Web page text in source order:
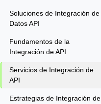
Soluciones de Integración de
Datos API
Fundamentos de la
Integración de API
Servicios de Integración de
API
Estrategias de Integración de